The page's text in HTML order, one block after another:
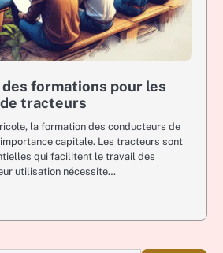
des formations pour les
tracteurs
la formation des conducteurs de
capitale. Les tracteurs sont
qui facilitent le travail des
utilisation nécessite…